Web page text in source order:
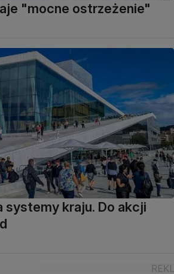
"mocne ostrzeżenie"
systemy kraju. Do akcji